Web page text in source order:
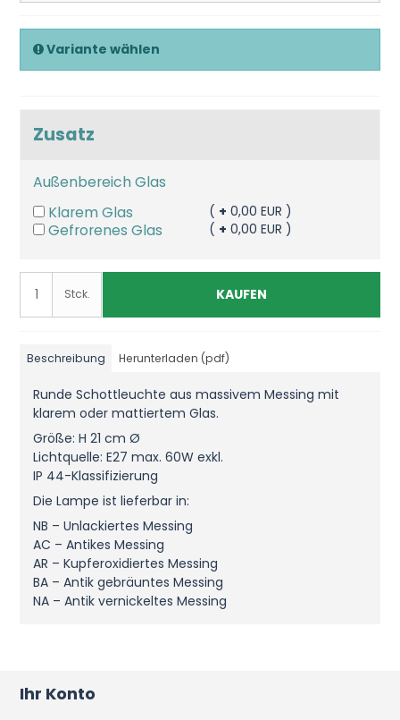
Variante wählen
Zusatz
Außenbereich Glas
Klarem Glas
( + 0,00 EUR )
Gefrorenes Glas ( + 0,00 EUR )
Stck. KAUFEN
Beschreibung Herunterladen (pdf)
Runde Schottleuchte aus massivem Messing mit
klarem oder mattiertem Glas.
Größe: H 21 cm Ø
Lichtquelle: E27 max. 60W exkl.
IP 44-Klassifizierung
Die Lampe ist lieferbar in:
NB – Unlackiertes Messing
AC – Antikes Messing
AR – Kupferoxidiertes Messing
BA – Antik gebräuntes Messing
NA – Antik vernickeltes Messing
Ihr Konto